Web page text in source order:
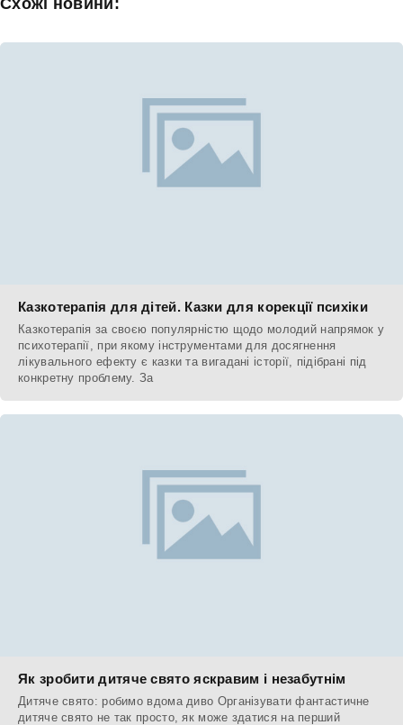
Схожі новини:
Казкотерапія для дітей. Казки для корекції психіки
Казкотерапія за своєю популярністю щодо молодий напрямок у
психотерапії, при якому інструментами для досягнення
лікувального ефекту є казки та вигадані історії, підібрані під
конкретну проблему. За
Як зробити дитяче свято яскравим і незабутнім
Дитяче свято: робимо вдома диво Організувати фантастичне
дитяче свято не так просто, як може здатися на перший